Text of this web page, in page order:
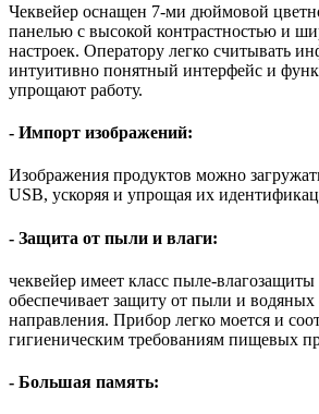
Чеквейер оснащен 7-ми дюймовой
панелью с высокой контрастностью и
настроек. Оператору легко считывать
интуитивно понятный интерфейс и
упрощают работу.
- Импорт изображений:
Изображения продуктов можно
USB, ускоряя и упрощая их
- Защита от пыли и влаги:
чеквейер имеет класс пыле-влагозащиты
обеспечивает защиту от пыли и
направления. Прибор легко моется и
гигиеническим требованиям пищевых
- Большая память: